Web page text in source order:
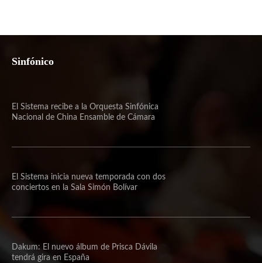
Sinfónico
El Sistema recibe a la Orquesta Sinfónica
Nacional de China Ensamble de Cámara
El Sistema inicia nueva temporada con dos
conciertos en la Sala Simón Bolívar
Dakum: El nuevo álbum de Prisca Dávila
tendrá gira en España